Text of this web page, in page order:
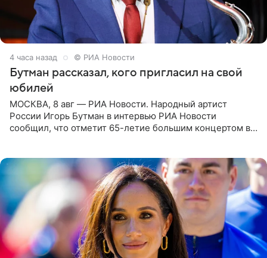
4 часа назад © РИА Новости
Бутман рассказал, кого пригласил на свой
юбилей
МОСКВА, 8 авг — РИА Новости. Народный артист
России Игорь Бутман в интервью РИА Новости
сообщил, что отметит 65-летие большим концертом в